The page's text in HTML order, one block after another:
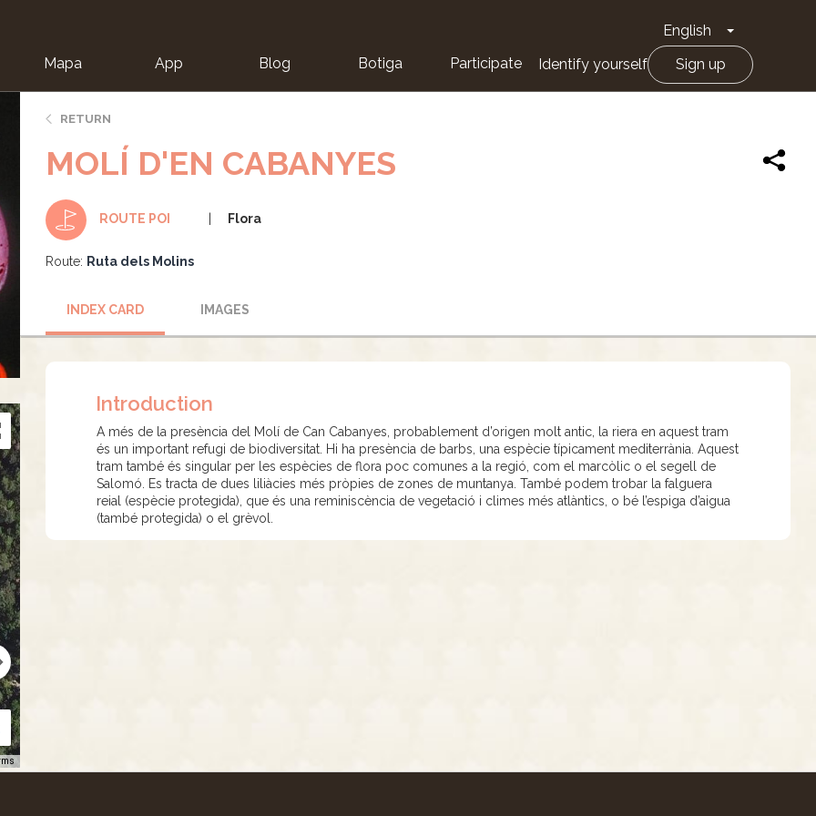
English Toggle
Mapa App Blog Botiga Participate Identify yourself Sign up
RETURN
MOLÍ D'EN CABANYES
ROUTE POI Flora
Route: Ruta dels Molins
INDEX CARD IMAGES
Introduction
A més de la presència del Molí de Can Cabanyes, probablement d’origen molt antic, la riera en aquest tram
és un important refugi de biodiversitat. Hi ha presència de barbs, una espècie típicament mediterrània. Aquest
tram també és singular per les espècies de flora poc comunes a la regió, com el marcòlic o el segell de
Salomó. Es tracta de dues liliàcies més pròpies de zones de muntanya. També podem trobar la falguera
reial (espècie protegida), que és una reminiscència de vegetació i climes més atlàntics, o bé l’espiga d’aigua
(també protegida) o el grèvol.